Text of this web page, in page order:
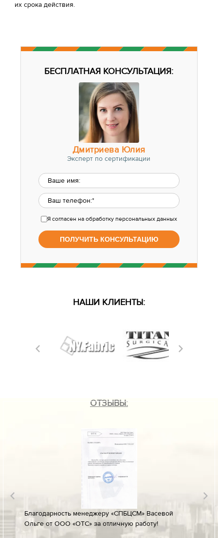
их срока действия.
БЕСПЛАТНАЯ КОНСУЛЬТАЦИЯ:
Дмитриева Юлия
Эксперт по сертификации
Я согласен на обработку персональных данных
НАШИ КЛИЕНТЫ:
ОТЗЫВЫ:
Благодарность менеджеру «СПБЦСМ» Васевой
Ольге от ООО «ОТС» за отличную работу!